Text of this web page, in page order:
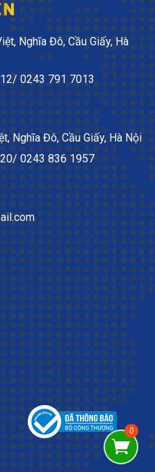
Nghĩa Đô, Cầu Giấy, Hà
0243 791 7013
Nghĩa Đô, Cầu Giấy, Hà Nội
0243 836 1957